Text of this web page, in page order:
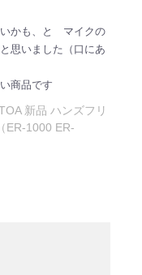
いかも、と マイクの
思いました（口にあ
商品です
新品 ハンズフリ
ER-1000 ER-